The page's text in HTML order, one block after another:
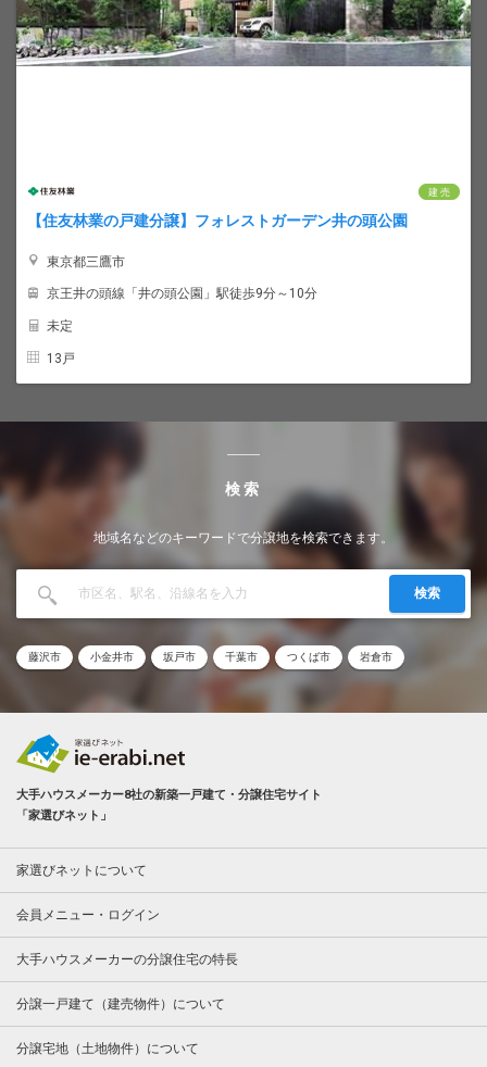
建 売
【住友林業の戸建分譲】フォレストガーデン井の頭公園
東京都三鷹市
京王井の頭線「井の頭公園」駅徒歩9分～10分
未定
13戸
検索
地域名などのキーワードで分譲地を検索できます。
検索
藤沢市 小金井市 坂戸市 千葉市 つくば市 岩倉市
大手ハウスメーカー8社の新築一戸建て・分譲住宅サイト
「家選びネット」
家選びネットについて
会員メニュー・ログイン
大手ハウスメーカーの分譲住宅の特長
分譲一戸建て（建売物件）について
分譲宅地（土地物件）について